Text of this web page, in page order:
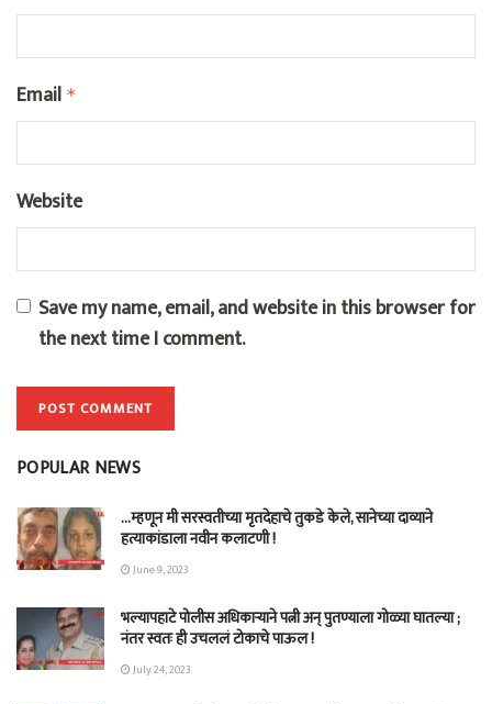
Email *
Website
Save my name, email, and website in this browser for
the next time I comment.
POPULAR NEWS
…म्हणून मी सरस्वतीच्या मृतदेहाचे तुकडे केले, सानेच्या दाव्याने
हत्याकांडाला नवीन कलाटणी !
June 9, 2023
भल्यापहाटे पोलीस अधिकाऱ्याने पत्नी अन् पुतण्याला गोळ्या घातल्या ;
नंतर स्वतः ही उचललं टोकाचे पाऊल !
July 24, 2023